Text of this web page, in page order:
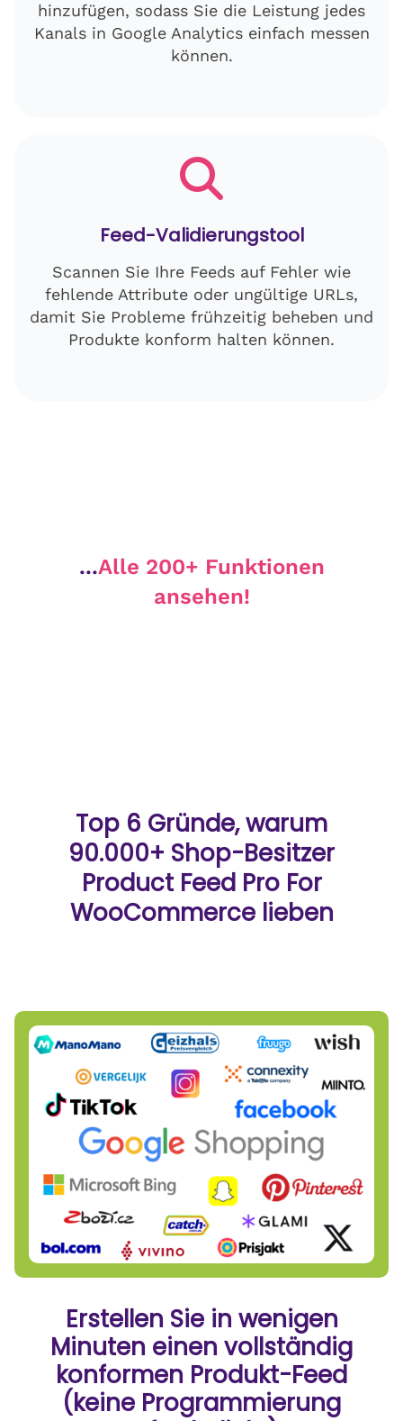
hinzufügen, sodass Sie die Leistung jedes
Kanals in Google Analytics einfach messen
können.
Feed-Validierungstool
Scannen Sie Ihre Feeds auf Fehler wie
fehlende Attribute oder ungültige URLs,
damit Sie Probleme frühzeitig beheben und
Produkte konform halten können.
...Alle 200+ Funktionen
ansehen!
Top 6 Gründe, warum
90.000+ Shop-Besitzer
Product Feed Pro For
WooCommerce lieben
Erstellen Sie in wenigen
Minuten einen vollständig
konformen Produkt-Feed
(keine Programmierung